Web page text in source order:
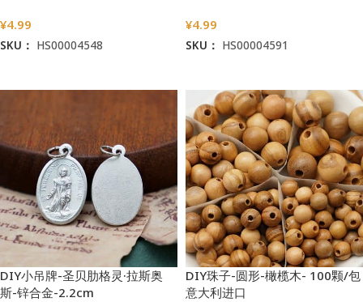
¥4.99
SKU： HS00004548
¥4.99
SKU： HS00004591
DIY小吊牌-圣贝肋格灵·拉斯奥
斯-锌合金-2.2cm
DIY珠子-圆形-橄榄木- 100颗/包
意大利进口